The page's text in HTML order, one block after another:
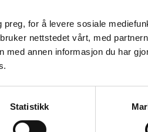
for å levere sosiale
nettstedet vårt, med
annen informasjon du har
Statistikk
kullfeber og kullmangel. Hvilke
dem rene og semmentere dem!
natta måtte dem «kolle». Så det
sette i gang maskinen på
var isen oftest sammenpresset
og gjorde klart, kom alle gamle
innehavere av medaljer og
galskapen å sende ei slik skute